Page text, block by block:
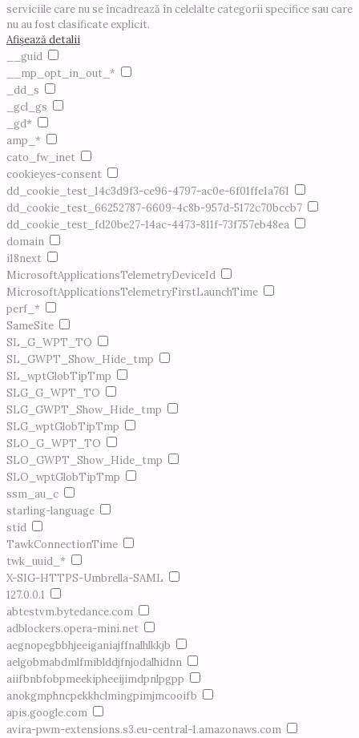
serviciile care nu se încadrează în celelalte categorii specifice sau care
nu au fost clasificate explicit.
Afișează detalii
__guid
__mp_opt_in_out_*
_dd_s
_gcl_gs
_gd*
amp_*
cato_fw_inet
cookieyes-consent
dd_cookie_test_14c3d9f3-ce96-4797-ac0e-6f01ffe1a761
dd_cookie_test_66252787-6609-4c8b-957d-5172c70bccb7
dd_cookie_test_fd20be27-14ac-4473-811f-73f757eb48ea
domain
i18next
MicrosoftApplicationsTelemetryDeviceId
MicrosoftApplicationsTelemetryFirstLaunchTime
perf_*
SameSite
SL_G_WPT_TO
SL_GWPT_Show_Hide_tmp
SL_wptGlobTipTmp
SLG_G_WPT_TO
SLG_GWPT_Show_Hide_tmp
SLG_wptGlobTipTmp
SLO_G_WPT_TO
SLO_GWPT_Show_Hide_tmp
SLO_wptGlobTipTmp
ssm_au_c
starling-language
stid
TawkConnectionTime
twk_uuid_*
X-SIG-HTTPS-Umbrella-SAML
127.0.0.1
abtestvm.bytedance.com
adblockers.opera-mini.net
aegnopegbbhjeeiganiajffnalhlkkjb
aelgobmabdmlfmiblddjfnjodalhidnn
aiifbnbfobpmeekipheeijimdpnlpgpp
anokgmphncpekkhclmingpimjmcooifb
apis.google.com
avira-pwm-extensions.s3.eu-central-1.amazonaws.com